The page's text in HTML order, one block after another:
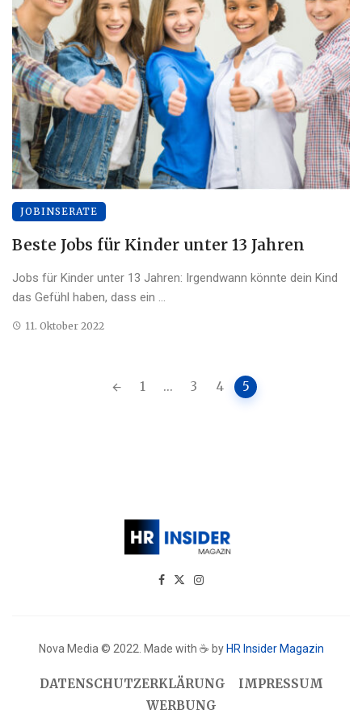
JOBINSERATE
Beste Jobs für Kinder unter 13 Jahren
Jobs für Kinder unter 13 Jahren: Irgendwann könnte dein Kind
das Gefühl haben, dass ein ...
11. Oktober 2022
1 ... 3 4 5
Nova Media © 2022. Made with ☕ by HR Insider Magazin
DATENSCHUTZERKLÄRUNG
IMPRESSUM
WERBUNG